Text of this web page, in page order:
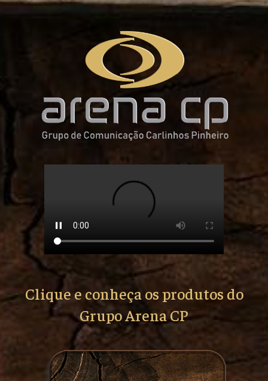
Clique e conheça os produtos do
Grupo Arena CP